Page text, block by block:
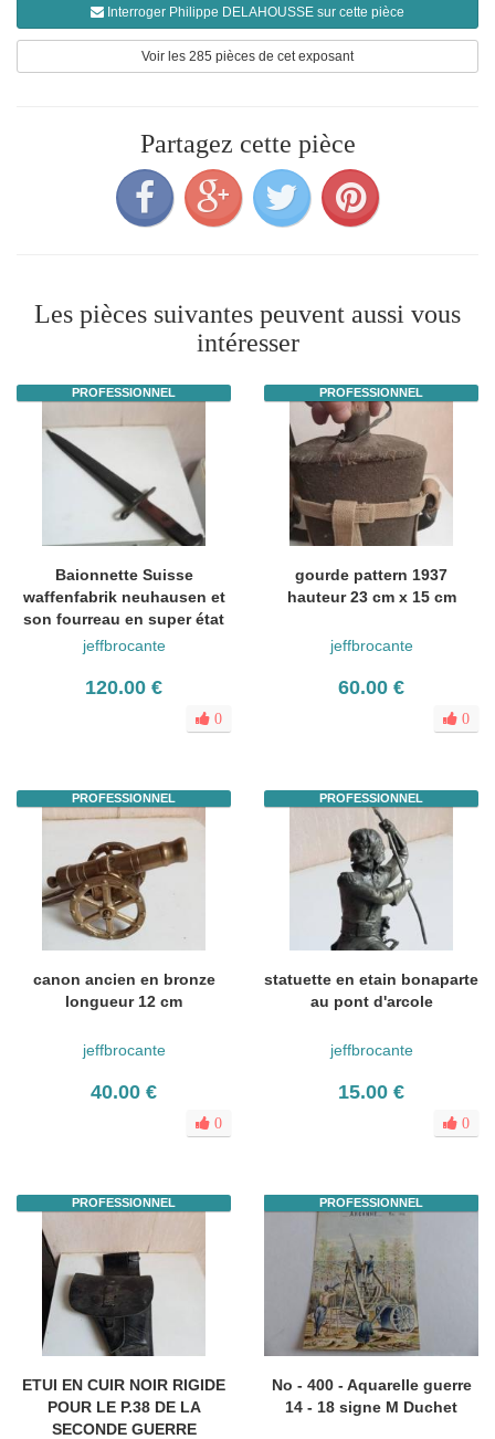
Interroger Philippe DELAHOUSSE sur cette pièce
Voir les 285 pièces de cet exposant
Partagez cette pièce
Les pièces suivantes peuvent aussi vous
intéresser
PROFESSIONNEL
Baionnette Suisse
waffenfabrik neuhausen et
son fourreau en super état
jeffbrocante
120.00 €
0
PROFESSIONNEL
gourde pattern 1937
hauteur 23 cm x 15 cm
jeffbrocante
60.00 €
0
PROFESSIONNEL
canon ancien en bronze
longueur 12 cm
jeffbrocante
40.00 €
0
PROFESSIONNEL
statuette en etain bonaparte
au pont d'arcole
jeffbrocante
15.00 €
0
PROFESSIONNEL
ETUI EN CUIR NOIR RIGIDE
POUR LE P.38 DE LA
SECONDE GUERRE
PROFESSIONNEL
No - 400 - Aquarelle guerre
14 - 18 signe M Duchet